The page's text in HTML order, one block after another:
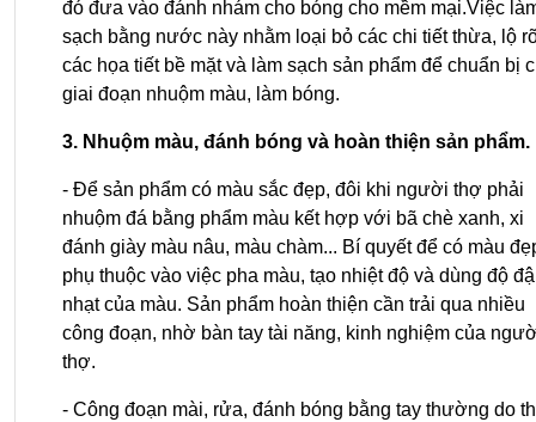
đó đưa vào đánh nhám cho bóng cho mềm mại.Việc
sạch bằng nước này nhằm loại bỏ các chi tiết thừa, lộ
các họa tiết bề mặt và làm sạch sản phẩm để chuẩn bị
giai đoạn nhuộm màu, làm bóng.
3. Nhuộm màu, đánh bóng và hoàn thiện sản phẩm.
- Để sản phẩm có màu sắc đẹp, đôi khi người thợ phải
nhuộm đá bằng phẩm màu kết hợp với bã chè xanh, xi
đánh giày màu nâu, màu chàm... Bí quyết để có màu
phụ thuộc vào việc pha màu, tạo nhiệt độ và dùng độ
nhạt của màu. Sản phẩm hoàn thiện cần trải qua nhiều
công đoạn, nhờ bàn tay tài năng, kinh nghiệm của
thợ.
- Công đoạn mài, rửa, đánh bóng bằng tay thường do